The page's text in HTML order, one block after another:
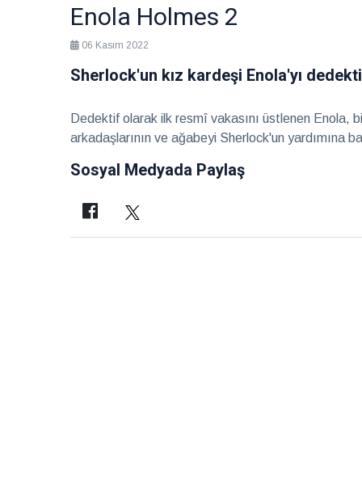
eşlik
Hayalleri
dönüştüren
28 Temmuz
Teatro
Ayntab:
Bir
fazlası
28 Temmuz
Sanat
Enola Holmes 2
06 Kasım 2022
Sherlock'un kız kardeşi Enola'yı
Dedektif olarak ilk resmî vakasını üstlenen Enola,
arkadaşlarının ve ağabeyi Sherlock'un yardımına
Sosyal Medyada Paylaş